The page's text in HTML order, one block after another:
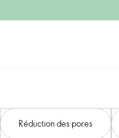
Réduction des pores